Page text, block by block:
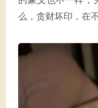
么，贪财坏印，在